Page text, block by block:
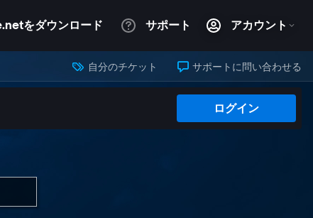
自分のチケット サポートに問い合わせる
ログイン